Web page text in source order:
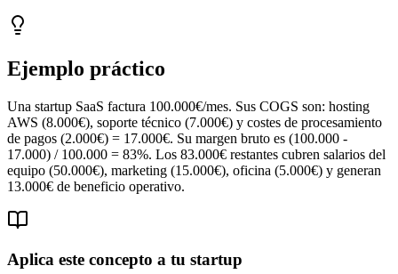
Ejemplo práctico
Una startup SaaS factura 100.000€/mes. Sus COGS son: hosting
AWS (8.000€), soporte técnico (7.000€) y costes de procesamiento
de pagos (2.000€) = 17.000€. Su margen bruto es (100.000 -
17.000) / 100.000 = 83%. Los 83.000€ restantes cubren salarios del
equipo (50.000€), marketing (15.000€), oficina (5.000€) y generan
13.000€ de beneficio operativo.
Aplica este concepto a tu startup